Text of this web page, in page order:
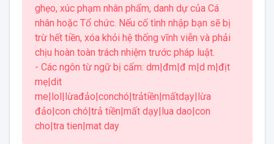
ghẹo, xúc phạm nhân phẩm, danh dự của Cá
nhân hoặc Tổ chức. Nếu cố tình nhập bạn sẽ bị
trừ hết tiền, xóa khỏi hệ thống vĩnh viễn và phải
chịu hoàn toàn trách nhiệm trước pháp luật.
- Các ngôn từ ngữ bị cấm: dm|đm|đ m|d m|địt
mẹ|dit
me|lol|lừađảo|conchó|trảtiền|mấtdạy|lừa
đảo|con chó|trả tiền|mất dạy|lua dao|con
cho|tra tien|mat day